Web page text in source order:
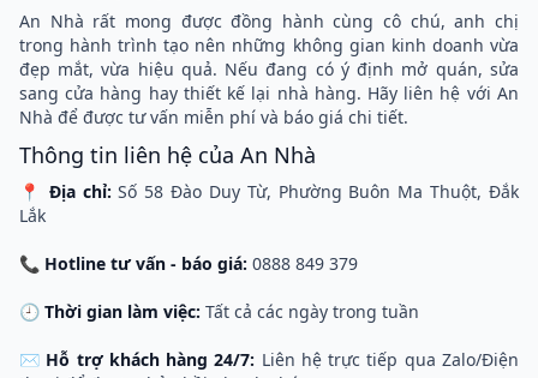
An Nhà rất mong được đồng hành cùng cô chú, anh chị
trong hành trình tạo nên những không gian kinh doanh vừa
đẹp mắt, vừa hiệu quả. Nếu đang có ý định mở quán, sửa
sang cửa hàng hay thiết kế lại nhà hàng. Hãy liên hệ với An
Nhà để được tư vấn miễn phí và báo giá chi tiết.
Thông tin liên hệ của An Nhà
📍 Địa chỉ: Số 58 Đào Duy Từ, Phường Buôn Ma Thuột, Đắk
Lắk
📞 Hotline tư vấn - báo giá: 0888 849 379
🕘 Thời gian làm việc: Tất cả các ngày trong tuần
✉️ Hỗ trợ khách hàng 24/7: Liên hệ trực tiếp qua Zalo/Điện